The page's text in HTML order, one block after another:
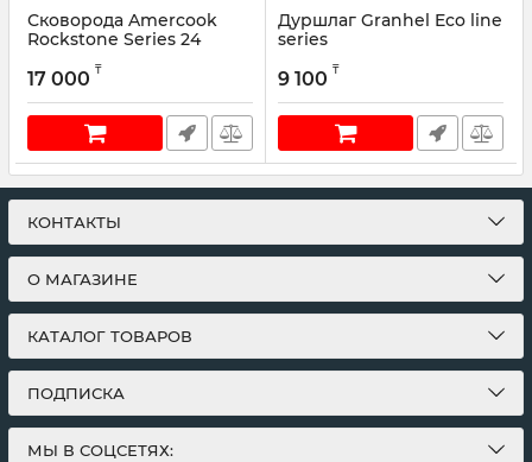
Сковорода Amercook
Rockstone Series 24
AC0101101.24WP
17 000 ₸
Дуршлаг Granhel Eco line
series
Артикул:
9 100 ₸
КОНТАКТЫ
О МАГАЗИНЕ
КАТАЛОГ ТОВАРОВ
ПОДПИСКА
МЫ В СОЦСЕТЯХ: